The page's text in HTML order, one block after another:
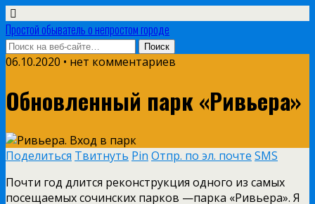
Простой обыватель о непростом городе
06.10.2020 • нет комментариев
Обновленный парк «Ривьера»
Поделиться Твитнуть Pin Отпр. по эл. почте SMS
Почти год длится реконструкция одного из самых
посещаемых сочинских парков —парка «Ривьера». Я